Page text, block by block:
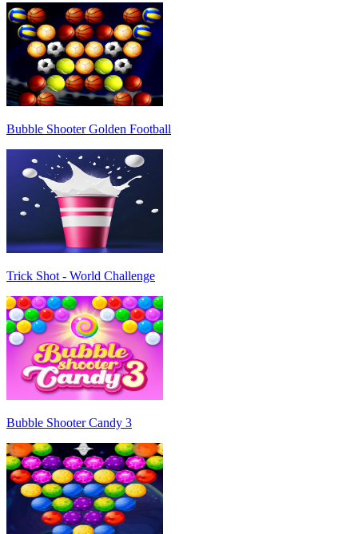
Bubble Shooter Golden Football
Trick Shot - World Challenge
Bubble Shooter Candy 3